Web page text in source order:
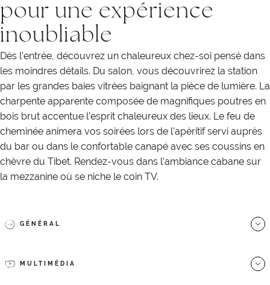
pour une expérience
inoubliable
Dès l’entrée, découvrez un chaleureux chez-soi pensé dans
les moindres détails. Du salon, vous découvrirez la station
par les grandes baies vitrées baignant la pièce de lumière. La
charpente apparente composée de magnifiques poutres en
bois brut accentue l’esprit chaleureux des lieux. Le feu de
cheminée animera vos soirées lors de l’apéritif servi auprès
du bar ou dans le confortable canapé avec ses coussins en
chèvre du Tibet. Rendez-vous dans l'ambiance cabane sur
la mezzanine où se niche le coin TV.
GÉNÉRAL
MULTIMÉDIA